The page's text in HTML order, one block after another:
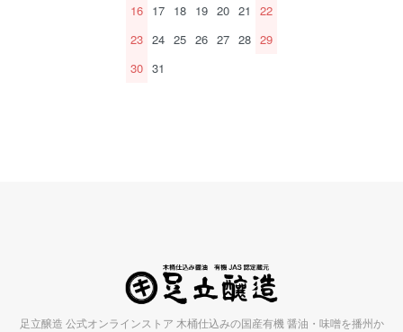
16 17 18 19 20 21
22
23 24 25 26 27 28 29
30 31
足立醸造 公式オンラインストア 木桶仕込みの国産有機 醤油・味噌を播州か